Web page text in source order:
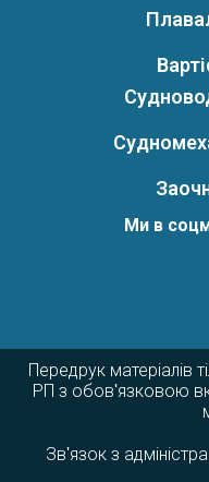
Ми в
Передрук матеріалів
РП з обов'язковою
Зв'язок з